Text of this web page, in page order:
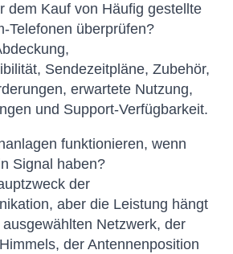
dem Kauf von Häufig gestellte
Telefonen überprüfen?
Sendezeitpläne, Zubehör,
erwartete Nutzung,
und Support-Verfügbarkeit.
funktionieren, wenn
Signal haben?
der
aber die Leistung hängt
Netzwerk, der
der Antennenposition